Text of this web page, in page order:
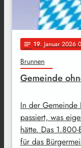
notes 19. Januar 2026
Brunnen
Gemeinde
In der Gemeinde
passiert, was
hätte. Das
für das